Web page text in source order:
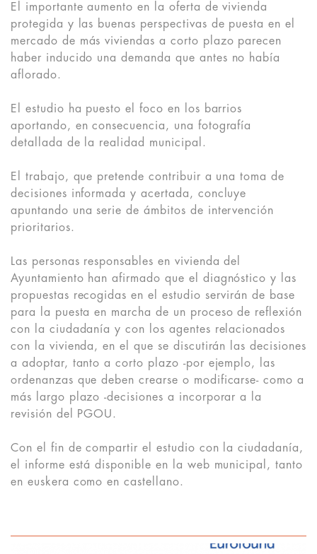
El importante aumento en la oferta de vivienda
protegida y las buenas perspectivas de puesta en el
mercado de más viviendas a corto plazo parecen
haber inducido una demanda que antes no había
aflorado.
El estudio ha puesto el foco en los barrios
aportando, en consecuencia, una fotografía
detallada de la realidad municipal.
El trabajo, que pretende contribuir a una toma de
decisiones informada y acertada, concluye
apuntando una serie de ámbitos de intervención
prioritarios.
Las personas responsables en vivienda del
Ayuntamiento han afirmado que el diagnóstico y las
propuestas recogidas en el estudio servirán de base
para la puesta en marcha de un proceso de reflexión
con la ciudadanía y con los agentes relacionados
con la vivienda, en el que se discutirán las decisiones
a adoptar, tanto a corto plazo -por ejemplo, las
ordenanzas que deben crearse o modificarse- como a
más largo plazo -decisiones a incorporar a la
revisión del PGOU .
Con el fin de compartir el estudio con la ciudadanía,
el informe está disponible en la web municipal, tanto
en euskera como en castellano.